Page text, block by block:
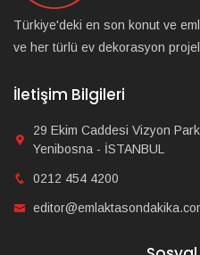
Türkiye'deki en son konut ve
ve her türlü ev dekorasyon
İletişim Bilgileri
29 Ekim Caddesi Vizyon
Yenibosna - İSTANBUL
0212 454 4200